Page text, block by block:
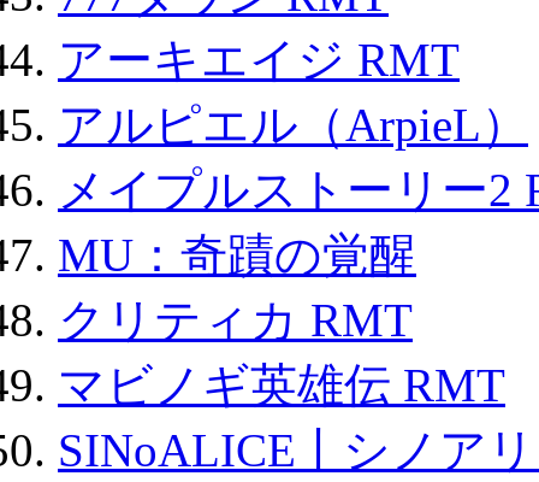
アーキエイジ RMT
アルピエル（ArpieL）
メイプルストーリー2
MU：奇蹟の覚醒
クリティカ RMT
マビノギ英雄伝 RMT
SINoALICE丨シノア